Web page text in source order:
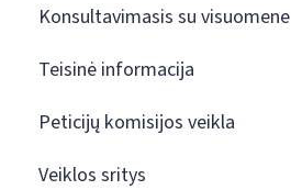
Konsultavimasis su visuomene
Teisinė informacija
Peticijų komisijos veikla
Veiklos sritys